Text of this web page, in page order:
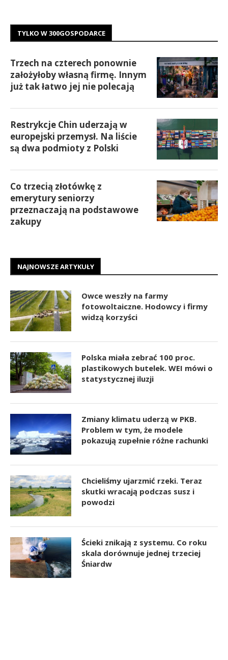
TYLKO W 300GOSPODARCE
Trzech na czterech ponownie
założyłoby własną firmę. Innym
już tak łatwo jej nie polecają
Restrykcje Chin uderzają w
europejski przemysł. Na liście
są dwa podmioty z Polski
Co trzecią złotówkę z
emerytury seniorzy
przeznaczają na podstawowe
zakupy
NAJNOWSZE ARTYKUŁY
Owce weszły na farmy
fotowoltaiczne. Hodowcy i firmy
widzą korzyści
Polska miała zebrać 100 proc.
plastikowych butelek. WEI mówi o
statystycznej iluzji
Zmiany klimatu uderzą w PKB.
Problem w tym, że modele
pokazują zupełnie różne rachunki
Chcieliśmy ujarzmić rzeki. Teraz
skutki wracają podczas susz i
powodzi
Ścieki znikają z systemu. Co roku
skala dorównuje jednej trzeciej
Śniardw